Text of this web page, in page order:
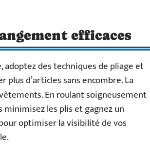
efficaces
adoptez des techniques de pliage et
d’articles sans encombre. La
En roulant soigneusement
les plis et gagnez un
optimiser la visibilité de vos